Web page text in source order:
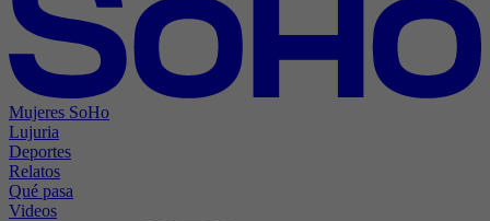
Mujeres SoHo
Lujuria
Deportes
Relatos
Qué pasa
Videos